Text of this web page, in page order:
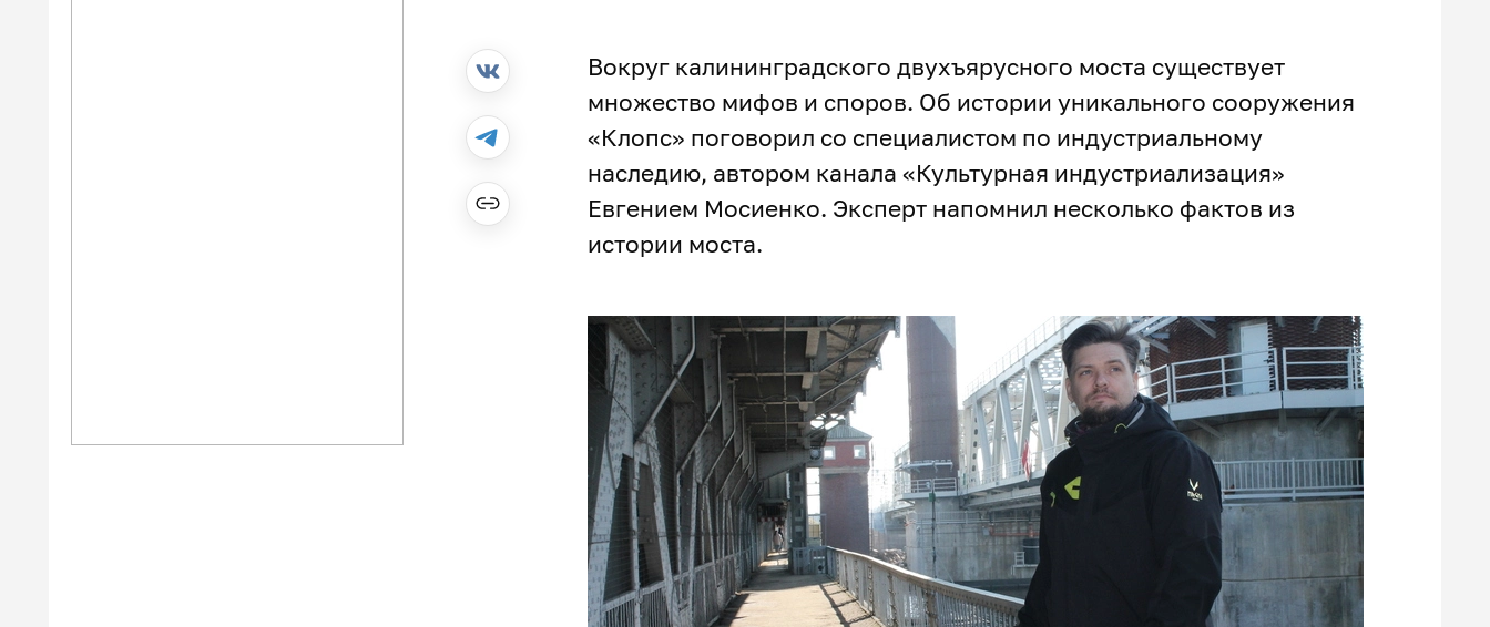
Вокруг калининградского двухъярусного моста существует
множество мифов и споров. Об истории уникального сооружения
«Клопс» поговорил со специалистом по индустриальному
наследию, автором канала «Культурная индустриализация»
Евгением Мосиенко. Эксперт напомнил несколько фактов из
истории моста.